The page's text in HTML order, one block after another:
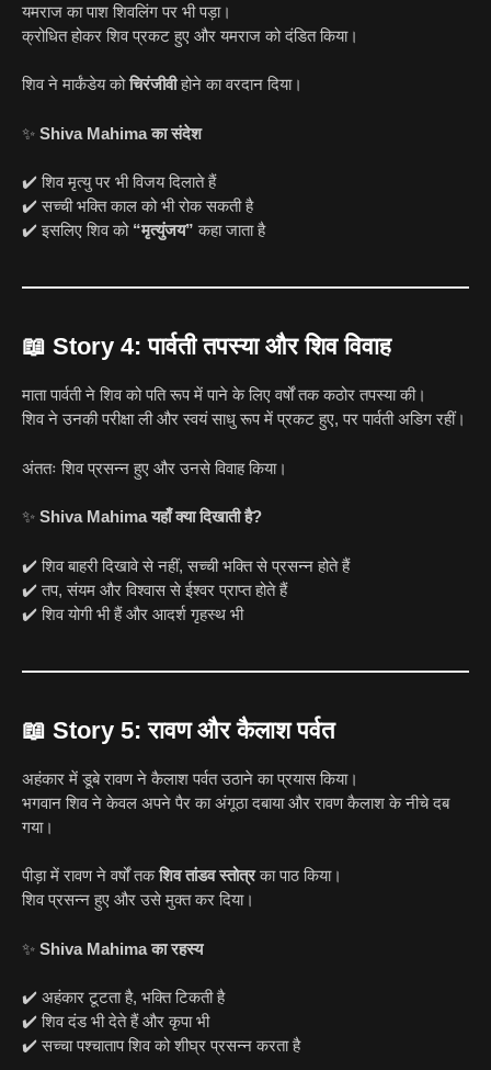
यमराज का पाश शिवलिंग पर भी पड़ा।
क्रोधित होकर शिव प्रकट हुए और यमराज को दंडित किया।
शिव ने मार्कंडेय कोचिरंजीवीहोने का वरदान दिया।
✨ Shiva Mahima का संदेश
✔️ शिव मृत्यु पर भी विजय दिलाते हैं
✔️ सच्ची भक्ति काल को भी रोक सकती है
✔️ इसलिए शिव को “मृत्युंजय” कहा जाता है
📖 Story 4: पार्वती तपस्या और शिव विवाह
माता पार्वती ने शिव को पति रूप में पाने के लिए वर्षों तक कठोर तपस्या की।
शिव ने उनकी परीक्षा ली और स्वयं साधु रूप में प्रकट हुए, पर पार्वती अडिग रहीं।
अंततः शिव प्रसन्न हुए और उनसे विवाह किया।
✨ Shiva Mahima यहाँ क्या दिखाती है?
✔️ शिव बाहरी दिखावे से नहीं, सच्ची भक्ति से प्रसन्न होते हैं
✔️ तप, संयम और विश्वास से ईश्वर प्राप्त होते हैं
✔️ शिव योगी भी हैं और आदर्श गृहस्थ भी
📖 Story 5: रावण और कैलाश पर्वत
अहंकार में डूबे रावण ने कैलाश पर्वत उठाने का प्रयास किया।
भगवान शिव ने केवल अपने पैर का अंगूठा दबाया और रावण कैलाश के नीचे दब
गया।
पीड़ा में रावण ने वर्षों तकशिव तांडव स्तोत्रका पाठ किया।
शिव प्रसन्न हुए और उसे मुक्त कर दिया।
✨ Shiva Mahima का रहस्य
✔️ अहंकार टूटता है, भक्ति टिकती है
✔️ शिव दंड भी देते हैं और कृपा भी
✔️ सच्चा पश्चाताप शिव को शीघ्र प्रसन्न करता है